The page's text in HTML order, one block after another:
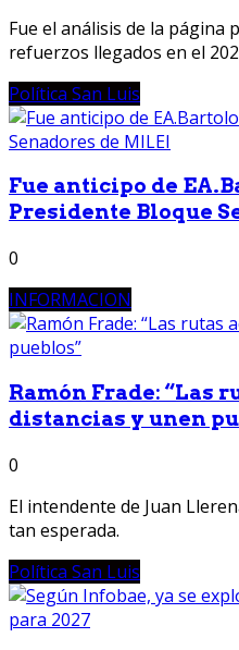
Fue el análisis de la página
refuerzos llegados en el
Política San Luis
Fue anticipo de
Presidente Bloque
0
INFORMACION
Ramón Frade: “Las
distancias y unen
0
El intendente de Juan
tan esperada.
Política San Luis